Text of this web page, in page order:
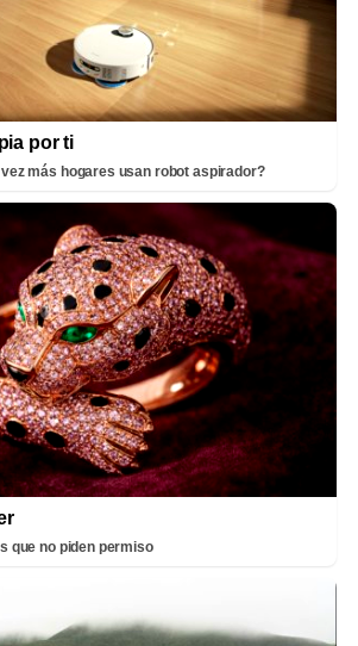
por ti
más hogares usan robot aspirador?
que no piden permiso